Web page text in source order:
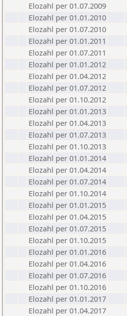
Elozahl per 01.07.2009
Elozahl per 01.01.2010
Elozahl per 01.07.2010
Elozahl per 01.01.2011
Elozahl per 01.07.2011
Elozahl per 01.01.2012
Elozahl per 01.04.2012
Elozahl per 01.07.2012
Elozahl per 01.10.2012
Elozahl per 01.01.2013
Elozahl per 01.04.2013
Elozahl per 01.07.2013
Elozahl per 01.10.2013
Elozahl per 01.01.2014
Elozahl per 01.04.2014
Elozahl per 01.07.2014
Elozahl per 01.10.2014
Elozahl per 01.01.2015
Elozahl per 01.04.2015
Elozahl per 01.07.2015
Elozahl per 01.10.2015
Elozahl per 01.01.2016
Elozahl per 01.04.2016
Elozahl per 01.07.2016
Elozahl per 01.10.2016
Elozahl per 01.01.2017
Elozahl per 01.04.2017